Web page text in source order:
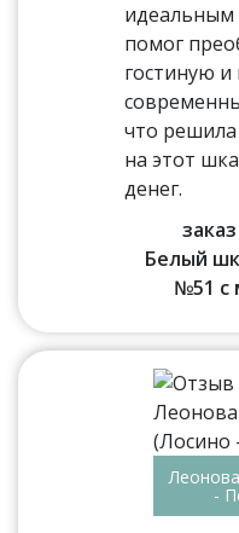
помог
гостиную
что
на этот
денег.
Белый
№51 с
-